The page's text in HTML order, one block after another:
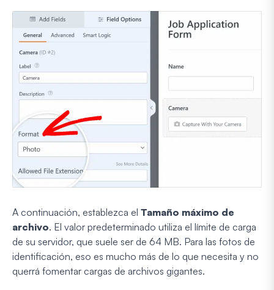
A continuación, establezca el Tamaño máximo de
archivo. El valor predeterminado utiliza el límite de carga
de su servidor, que suele ser de 64 MB. Para las fotos de
identificación, eso es mucho más de lo que necesita y no
querrá fomentar cargas de archivos gigantes.